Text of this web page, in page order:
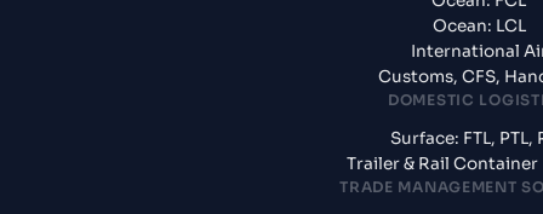
Ocean: LCL
International
Customs, CFS,
DOMESTIC
Surface: FTL, PTL,
Trailer & Rail Container
TRADE MANAGEMENT